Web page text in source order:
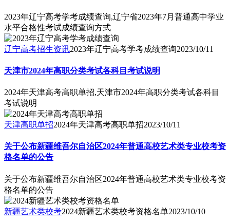
2023年辽宁高考学考成绩查询,辽宁省2023年7月普通高中学业
水平合格性考试成绩查询方式
辽宁高考招生资讯2023年辽宁高考学考成绩查询2023/10/11
天津市2024年高职分类考试各科目考试说明
2024年天津高考高职单招,天津市2024年高职分类考试各科目
考试说明
天津高职单招2024年天津高考高职单招2023/10/11
关于公布新疆维吾尔自治区2024年普通高校艺术类专业校考资
格名单的公告
关于公布新疆维吾尔自治区2024年普通高校艺术类专业校考资
格名单的公告
新疆艺术类校考2024新疆艺术类校考资格名单2023/10/10